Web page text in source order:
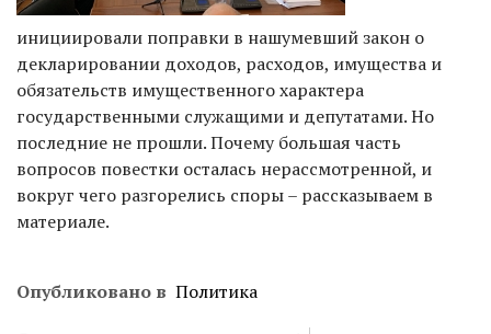
инициировали поправки в нашумевший закон о
декларировании доходов, расходов, имущества и
обязательств имущественного характера
государственными служащими и депутатами. Но
последние не прошли. Почему большая часть
вопросов повестки осталась нерассмотренной, и
вокруг чего разгорелись споры – рассказываем в
материале.
Опубликовано в Политика